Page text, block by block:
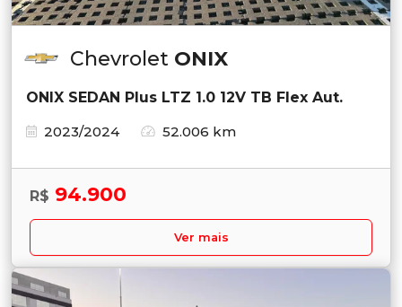
Chevrolet ONIX
ONIX SEDAN Plus LTZ 1.0 12V TB Flex Aut.
2023/2024
52.006 km
R$ 94.900
Ver mais